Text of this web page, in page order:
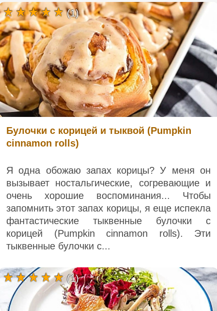
Булочки с корицей и тыквой (Pumpkin
cinnamon rolls)
Я одна обожаю запах корицы? У меня он
вызывает ностальгические, согревающие и
очень хорошие воспоминания... Чтобы
запомнить этот запах корицы, я еще испекла
фантастические тыквенные булочки с
корицей (Pumpkin cinnamon rolls). Эти
тыквенные булочки с...
(1)
(1)